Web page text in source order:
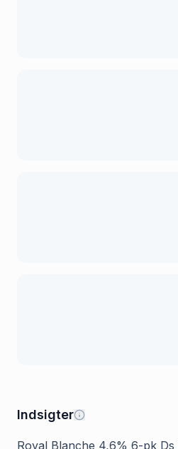
Indsigter
Royal Blanche 4,6% 6-pk